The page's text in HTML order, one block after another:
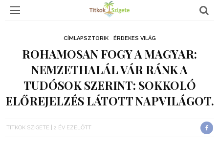
CÍMLAPSZTORIK ÉRDEKES VILÁG
ROHAMOSAN FOGY A MAGYAR:
NEMZETHALÁL VÁR RÁNK A
TUDÓSOK SZERINT: SOKKOLÓ
ELŐREJELZÉS LÁTOTT NAPVILÁGOT.
TITKOK SZIGETE 2 ÉV EZELŐTT